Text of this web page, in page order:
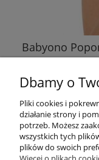
Babyono
Dbamy o
Pliki cookies i
działanie strony i
potrzeb. Możesz
wszystkich tych
plików do swoich